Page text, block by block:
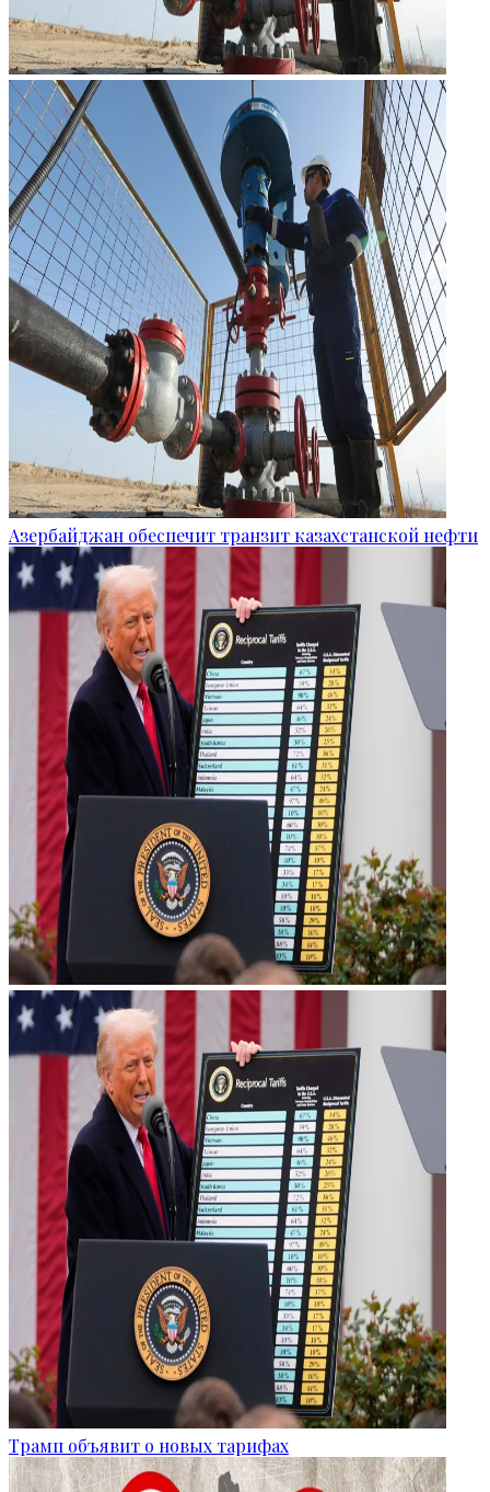
Азербайджан обеспечит транзит казахстанской нефти
Трамп объявит о новых тарифах